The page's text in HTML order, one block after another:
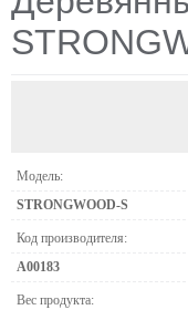
Модель:
STRONGWOOD-S
Код производителя:
А00183
Вес продукта: